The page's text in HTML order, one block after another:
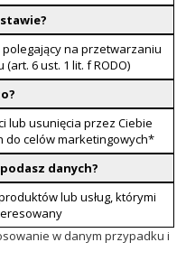
na przetwarzaniu
6 ust. 1 lit. f RODO)
lub usunięcia przez Ciebie
do celów marketingowych*
danych?
lub usług, którymi
w danym przypadku i